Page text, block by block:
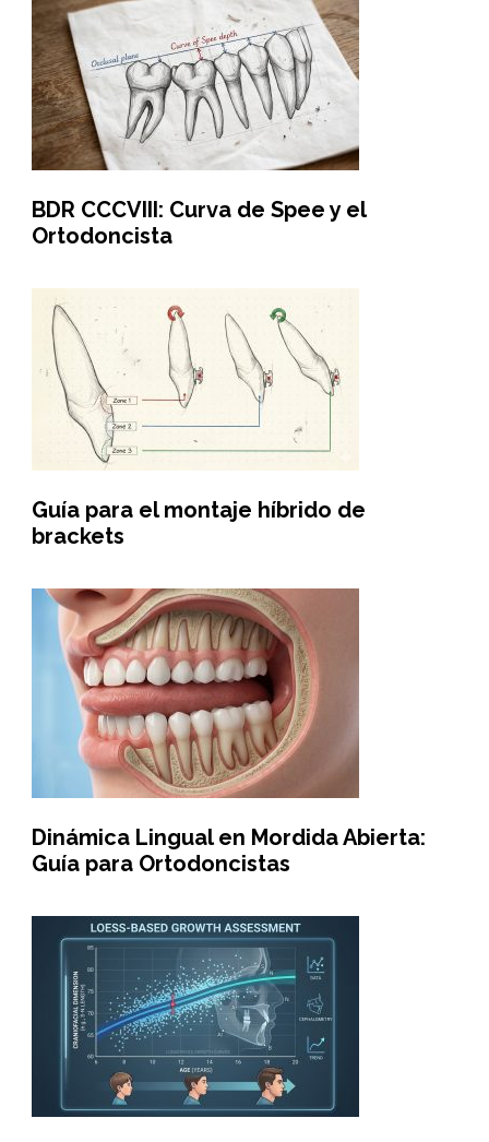
BDR CCCVIII: Curva de Spee y el
Ortodoncista
Guía para el montaje híbrido de
brackets
Dinámica Lingual en Mordida Abierta:
Guía para Ortodoncistas